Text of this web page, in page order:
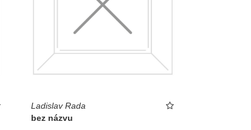
Ladislav Rada
bez názvu